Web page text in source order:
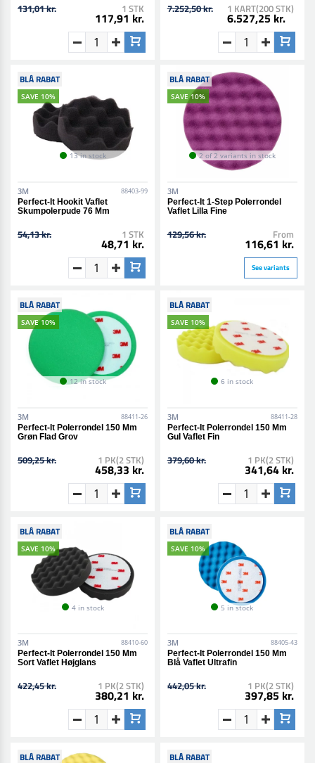
131,01 kr. 1 STK
117,91 kr.
7.252,50 kr. 1 KART(200 STK)
6.527,25 kr.
BLÅ RABAT
SAVE 10%
13 in stock
3M 88403-99
Perfect-It Hookit Vaflet
Skumpolerpude 76 Mm
54,13 kr. 1 STK
48,71 kr.
BLÅ RABAT
SAVE 10%
2 of 2 variants in stock
3M
Perfect-It 1-Step Polerrondel
Vaflet Lilla Fine
129,56 kr. From
116,61 kr.
See variants
BLÅ RABAT
SAVE 10%
12 in stock
3M 88411-26
Perfect-It Polerrondel 150 Mm
Grøn Flad Grov
509,25 kr. 1 PK(2 STK)
458,33 kr.
BLÅ RABAT
SAVE 10%
6 in stock
3M 88411-28
Perfect-It Polerrondel 150 Mm
Gul Vaflet Fin
379,60 kr. 1 PK(2 STK)
341,64 kr.
BLÅ RABAT
SAVE 10%
4 in stock
3M 88410-60
Perfect-It Polerrondel 150 Mm
Sort Vaflet Højglans
422,45 kr. 1 PK(2 STK)
380,21 kr.
BLÅ RABAT
SAVE 10%
5 in stock
3M 88405-43
Perfect-It Polerrondel 150 Mm
Blå Vaflet Ultrafin
442,05 kr. 1 PK(2 STK)
397,85 kr.
BLÅ RABAT BLÅ RABAT